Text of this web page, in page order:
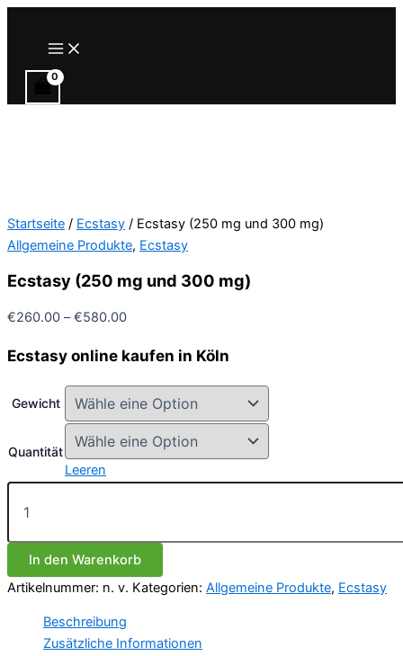
Main
Menu
Startseite / Ecstasy / Ecstasy (250 mg und 300 mg)
Allgemeine Produkte, Ecstasy
Ecstasy (250 mg und 300 mg)
€260.00 –€580.00Preisspanne:
bis
Ecstasy online kaufen in Köln
Gewicht
Quantität
Leeren
Ecstasy
(250
und
300
mg)
Menge
In den Warenkorb
Artikelnummer: n. v. Kategorien: Allgemeine Produkte, Ecstasy
Beschreibung
Zusätzliche Informationen